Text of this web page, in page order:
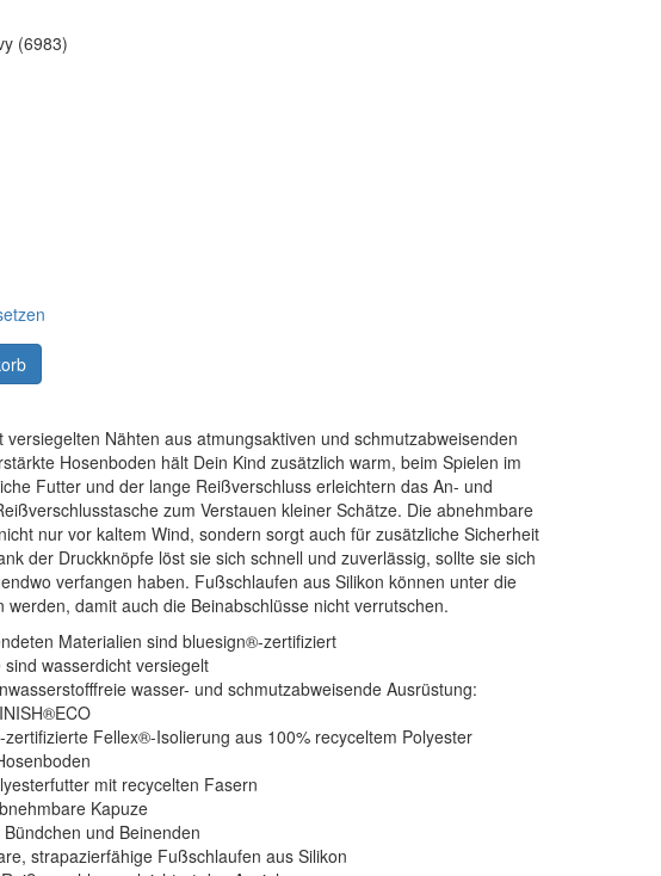
(6983)
versiegelten Nähten aus atmungsaktiven und schmutzabweisenden
Hosenboden hält Dein Kind zusätzlich warm, beim Spielen im
Futter und der lange Reißverschluss erleichtern das An- und
zum Verstauen kleiner Schätze. Die abnehmbare
nur vor kaltem Wind, sondern sorgt auch für zusätzliche Sicherheit
der Druckknöpfe löst sie sich schnell und zuverlässig, sollte sie sich
verfangen haben. Fußschlaufen aus Silikon können unter die
werden, damit auch die Beinabschlüsse nicht verrutschen.
Materialien sind bluesign®-zertifiziert
sind wasserdicht versiegelt
wasser- und schmutzabweisende Ausrüstung:
Fellex®-Isolierung aus 100% recyceltem Polyester
mit recycelten Fasern
Kapuze
und Beinenden
strapazierfähige Fußschlaufen aus Silikon